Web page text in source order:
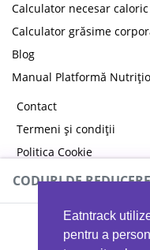
Eatntrack
pentru a
Calculator necesar caloric
Calculator grăsime
Blog
Manual Platformă
Contact
Termeni și condiții
Politica Cookie
Politica de
CODURI DE REDUCERE